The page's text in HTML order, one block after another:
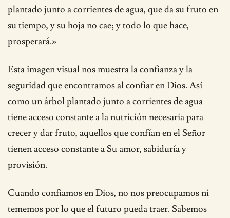
plantado junto a corrientes de agua, que da su fruto en
su tiempo, y su hoja no cae; y todo lo que hace,
prosperará.»
Esta imagen visual nos muestra la confianza y la
seguridad que encontramos al confiar en Dios. Así
como un árbol plantado junto a corrientes de agua
tiene acceso constante a la nutrición necesaria para
crecer y dar fruto, aquellos que confían en el Señor
tienen acceso constante a Su amor, sabiduría y
provisión.
Cuando confiamos en Dios, no nos preocupamos ni
tememos por lo que el futuro pueda traer. Sabemos